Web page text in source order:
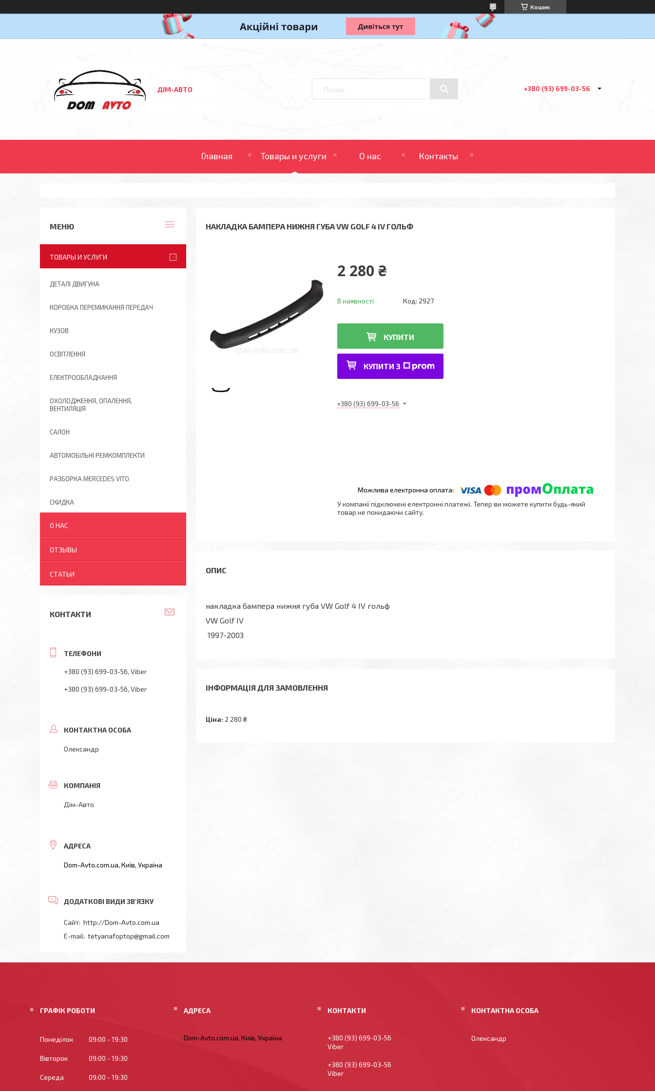
Кошик
ДІМ-АВТО +380 (93) 699-03-56
Главная Товары и услуги О нас Контакты
НАКЛАДКА БАМПЕРА НИЖНЯ ГУБА VW GOLF 4 IV ГОЛЬФ
2 280 ₴
В наявності Код: 2927
КУПИТИ
КУПИТИ З
+380 (93) 699-03-56
У компанії підключені електронні платежі. Тепер ви можете купити будь-який
товар не покидаючи сайту.
накладка бампера нижня губа VW Golf 4 IV гольф
VW Golf IV
1997-2003
ІНФОРМАЦІЯ ДЛЯ ЗАМОВЛЕННЯ
Ціна: 2 280 ₴
ТОВАРЫ И УСЛУГИ
ДЕТАЛІ ДВИГУНА
КОРОБКА ПЕРЕМИКАННЯ ПЕРЕДАЧ
КУЗОВ
ОСВІТЛЕННЯ
ЕЛЕКТРООБЛАДНАННЯ
ОХОЛОДЖЕННЯ, ОПАЛЕННЯ,
ВЕНТИЛЯЦІЯ
САЛОН
АВТОМОБІЛЬНІ РЕМКОМПЛЕКТИ
РАЗБОРКА MERCEDES VITO
СКИДКА
О НАС
ОТЗЫВЫ
СТАТЬИ
КОНТАКТИ
+380 (93) 699-03-56 Viber
+380 (93) 699-03-56 Viber
Олександр
Дім-Авто
Dom-Avto.com.ua, Київ, Україна
http://Dom-Avto.com.ua
tetyanafoptop@gmail.com
ГРАФІК РОБОТИ
Понеділок 09:00 19:30
Вівторок 09:00 19:30
Середа 09:00 19:30
Dom-Avto.com.ua, Київ, Україна
+380 (93) 699-03-56
Viber
+380 (93) 699-03-56
Viber
Олександр